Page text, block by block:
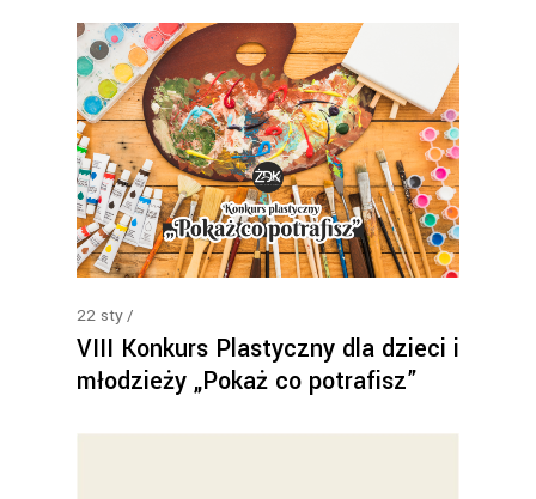
22 sty
VIII Konkurs Plastyczny dla dzieci i
młodzieży „Pokaż co potrafisz”